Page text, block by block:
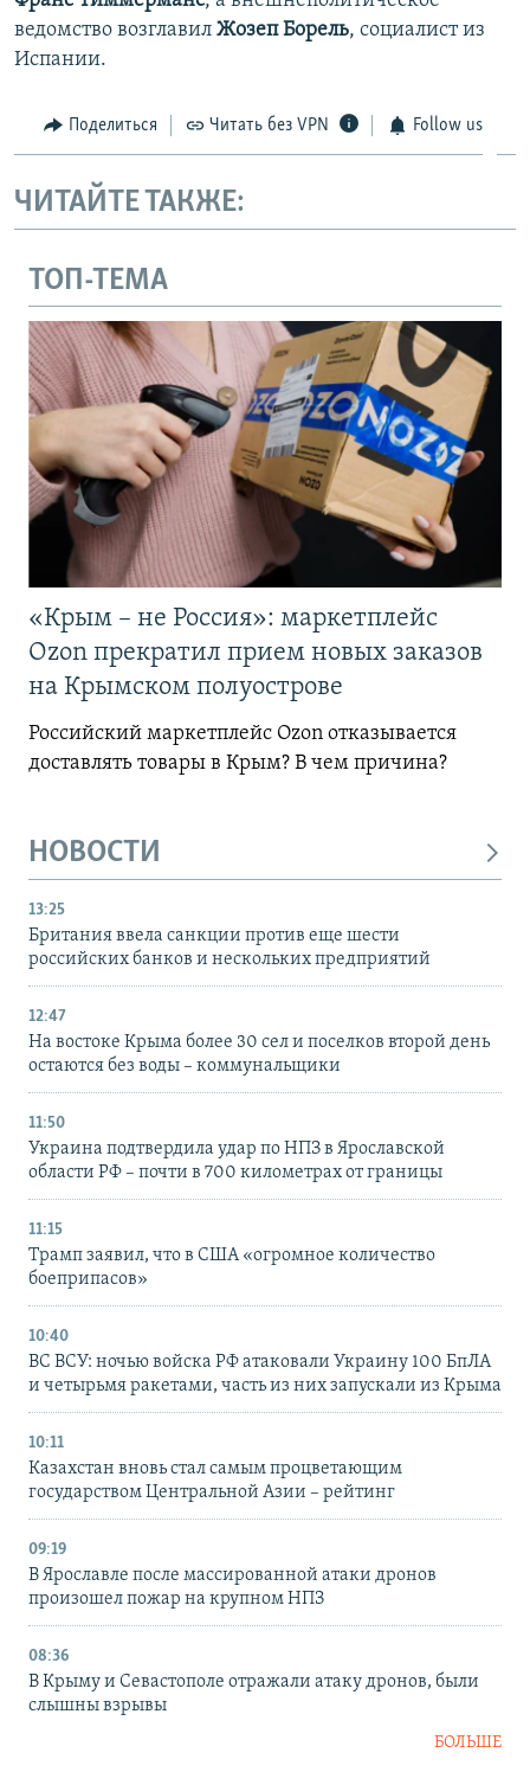
ведомство возглавил Жозеп Борель, социалист из
Испании.
Поделиться Читать без VPN Follow us
ЧИТАЙТЕ ТАКЖЕ:
ТОП-ТЕМА
«Крым – не Россия»: маркетплейс
Ozon прекратил прием новых заказов
на Крымском полуострове
Российский маркетплейс Ozon отказывается
доставлять товары в Крым? В чем причина?
НОВОСТИ
13:25
Британия ввела санкции против еще шести
российских банков и нескольких предприятий
12:47
На востоке Крыма более 30 сел и поселков второй день
остаются без воды – коммунальщики
11:50
Украина подтвердила удар по НПЗ в Ярославской
области РФ – почти в 700 километрах от границы
11:15
Трамп заявил, что в США «огромное количество
боеприпасов»
10:40
ВС ВСУ: ночью войска РФ атаковали Украину 100 БпЛА
и четырьмя ракетами, часть из них запускали из Крыма
10:11
Казахстан вновь стал самым процветающим
государством Центральной Азии – рейтинг
09:19
В Ярославле после массированной атаки дронов
произошел пожар на крупном НПЗ
08:36
В Крыму и Севастополе отражали атаку дронов, были
слышны взрывы
БОЛЬШЕ